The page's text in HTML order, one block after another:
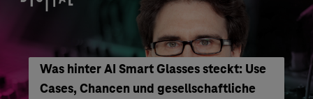
Was hinter AI Smart Glasses steckt: Use
Cases, Chancen und gesellschaftliche